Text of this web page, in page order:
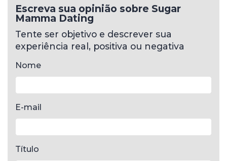
Escreva sua opinião sobre Sugar
Mamma Dating
Tente ser objetivo e descrever sua
experiência real, positiva ou negativa
Nome
E-mail
Título